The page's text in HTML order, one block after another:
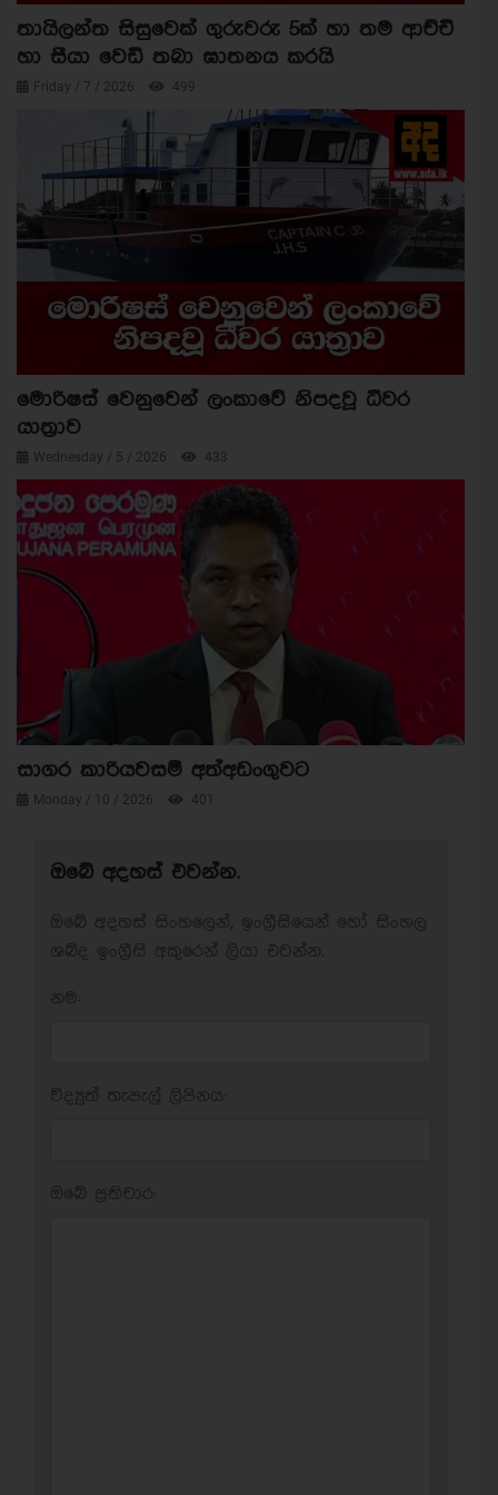
තායිලන්ත සිසුවෙක් ගුරුවරු 5ක් හා තම ආච්චි
හා සීයා වෙඩි තබා ඝාතනය කරයි
Friday / 7 / 2026 499
මොරිෂස් වෙනුවෙන් ලංකාවේ නිපදවූ ධීවර
යාත්‍රාව
Wednesday / 5 / 2026 433
සාගර කාරියවසම් අත්අඩංගුවට
Monday / 10 / 2026 401
ඔබේ අදහස් එවන්න.